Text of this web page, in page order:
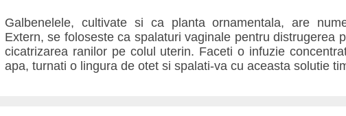
Galbenelele, cultivate si ca planta ornamentala, are
Extern, se foloseste ca spalaturi vaginale pentru distrugerea
cicatrizarea ranilor pe colul uterin. Faceti o infuzie
apa, turnati o lingura de otet si spalati-va cu aceasta solutie